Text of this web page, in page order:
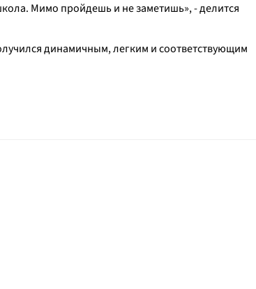
Мимо пройдешь и не заметишь», - делится
динамичным, легким и соответствующим